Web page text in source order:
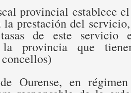
provincial establece
prestación del
de este servicio
provincia que
Ourense, en